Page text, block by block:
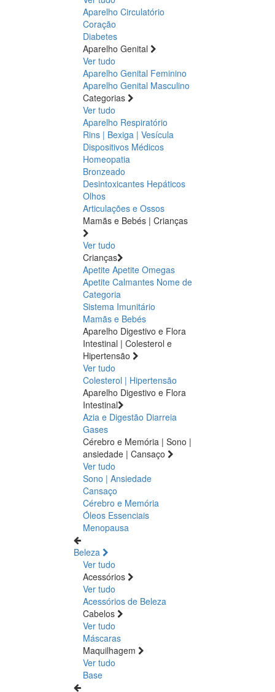
Aparelho Circulatório
Coração
Diabetes
Aparelho Genital
Ver tudo
Aparelho Genital Feminino
Aparelho Genital Masculino
Categorias
Ver tudo
Aparelho Respiratório
Rins | Bexiga | Vesícula
Dispositivos Médicos
Homeopatia
Bronzeado
Desintoxicantes Hepáticos
Olhos
Articulações e Ossos
Mamãs e Bebés | Crianças
Ver tudo
Crianças
Apetite Apetite Omegas
Apetite Calmantes Nome de
Categoria
Sistema Imunitário
Mamãs e Bebés
Aparelho Digestivo e Flora
Intestinal | Colesterol e
Hipertensão
Ver tudo
Colesterol | Hipertensão
Aparelho Digestivo e Flora
Intestinal
Azia e Digestão Diarreia
Gases
Cérebro e Memória | Sono |
ansiedade | Cansaço
Ver tudo
Sono | Ansiedade
Cansaço
Cérebro e Memória
Óleos Essenciais
Menopausa
Beleza
Ver tudo
Acessórios
Ver tudo
Acessórios de Beleza
Cabelos
Ver tudo
Máscaras
Maquilhagem
Ver tudo
Base